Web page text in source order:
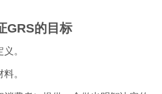
GRS的目标
。
。